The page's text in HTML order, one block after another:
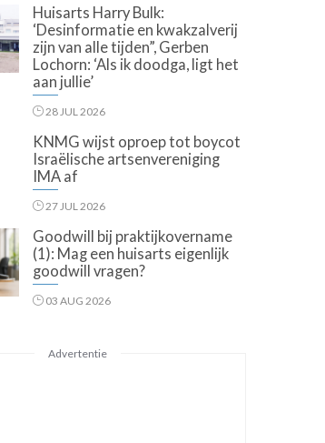
Huisarts Harry Bulk:
‘Desinformatie en kwakzalverij
zijn van alle tijden”, Gerben
Lochorn: ‘Als ik doodga, ligt het
aan jullie’
28 JUL 2026
KNMG wijst oproep tot boycot
Israëlische artsenvereniging
IMA af
27 JUL 2026
Goodwill bij praktijkovername
(1): Mag een huisarts eigenlijk
goodwill vragen?
03 AUG 2026
Advertentie